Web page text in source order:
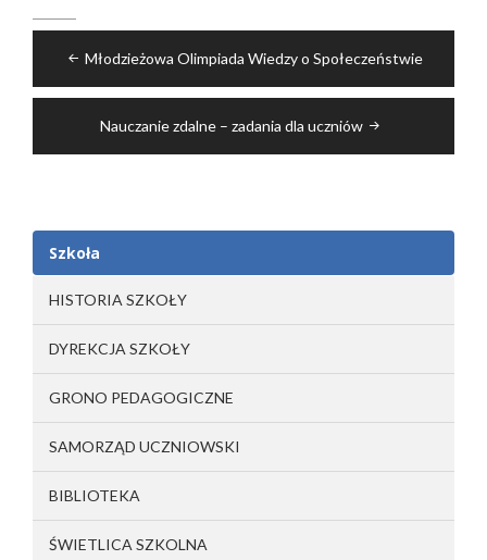
wpisuMłodzieżowa Olimpiada Wiedzy o Społeczeństwie
Nauczanie zdalne – zadania dla uczniów
Szkoła
HISTORIA SZKOŁY
DYREKCJA SZKOŁY
GRONO PEDAGOGICZNE
SAMORZĄD UCZNIOWSKI
BIBLIOTEKA
ŚWIETLICA SZKOLNA